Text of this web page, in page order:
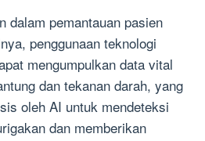
dalam pemantauan pasien
penggunaan teknologi
mengumpulkan data vital
dan tekanan darah, yang
oleh AI untuk mendeteksi
dan memberikan